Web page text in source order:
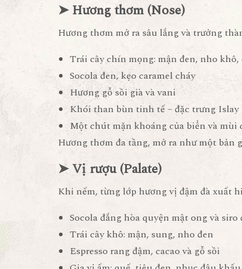
➤ Hương thơm (Nose)
Hương thơm mở ra sâu lắng và trưởng
Trái cây chín mọng: mận đen, nho khô,
Socola đen, kẹo caramel cháy
Hương gỗ sồi già và vani
Khói than bùn tinh tế – đặc trưng
Một chút mặn khoáng của biển và mùi
Hương thơm đa tầng, mở ra như một bản
➤ Vị rượu (Palate)
Khi nếm, từng lớp hương vị đậm đà xuất
Socola đắng hòa quyện mật ong và siro
Trái cây khô: mận, sung, nho đen
Espresso rang đậm, cacao và gỗ sồi